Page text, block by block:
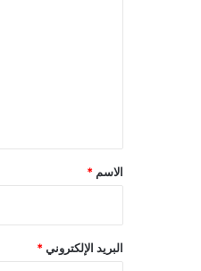
*
الاسم *
البريد الإلكتروني *